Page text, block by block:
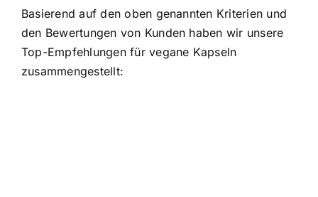
Basierend auf den oben genannten Kriterien und
den Bewertungen von Kunden haben wir unsere
Top-Empfehlungen für vegane Kapseln
zusammengestellt: